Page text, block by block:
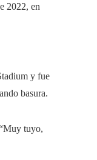
2022, en
y fue
basura.
tuyo,